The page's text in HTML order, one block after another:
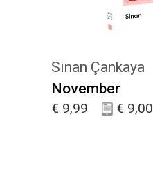
Sinan Çankaya
November
€ 9,99 € 9,00